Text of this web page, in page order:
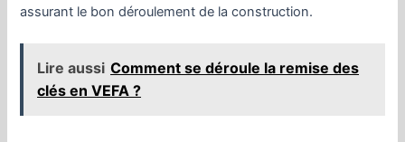
assurant le bon déroulement de la construction.
Lire aussi Comment se déroule la remise des
clés en VEFA ?